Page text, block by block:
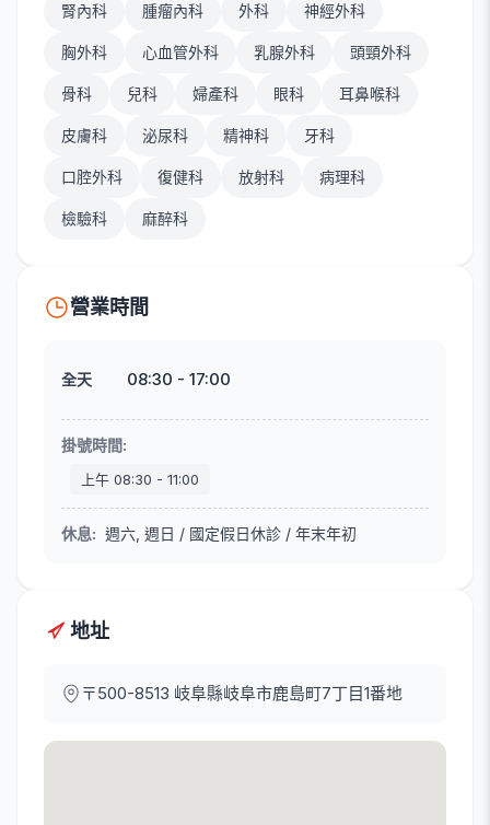
腎內科 腫瘤內科 外科 神經外科
胸外科 心血管外科 乳腺外科 頭頸外科
骨科 兒科 婦產科 眼科 耳鼻喉科
皮膚科 泌尿科 精神科 牙科
口腔外科 復健科 放射科 病理科
檢驗科 麻醉科
營業時間
全天 08:30 - 17:00
掛號時間:
上午 08:30 - 11:00
休息: 週六, 週日 / 國定假日休診 / 年末年初
地址
〒500-8513 岐阜縣岐阜市鹿島町7丁目1番地